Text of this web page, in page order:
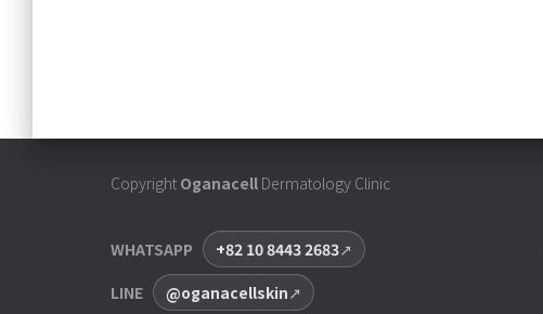
Copyright Oganacell Dermatology Clinic
WHATSAPP
+82 10 8443 2683
LINE
@oganacellskin